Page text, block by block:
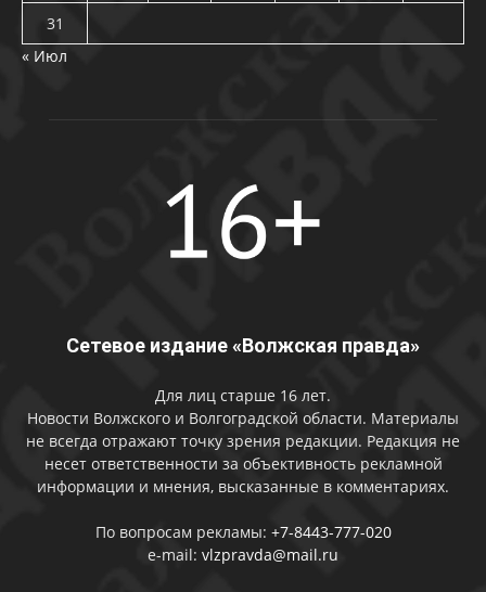
31
« Июл
Сетевое издание «Волжская правда»
Для лиц старше 16 лет.
Новости Волжского и Волгоградской области. Материалы
не всегда отражают точку зрения редакции. Редакция не
несет ответственности за объективность рекламной
информации и мнения, высказанные в комментариях.
По вопросам рекламы: +7-8443-777-020
e-mail: vlzpravda@mail.ru